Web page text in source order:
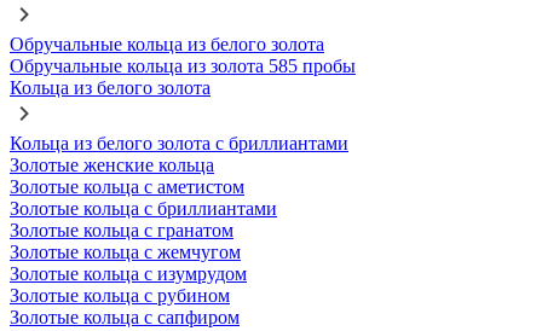
Обручальные кольца из белого золота
Обручальные кольца из золота 585 пробы
Кольца из белого золота
Кольца из белого золота с бриллиантами
Золотые женские кольца
Золотые кольца с аметистом
Золотые кольца с бриллиантами
Золотые кольца с гранатом
Золотые кольца с жемчугом
Золотые кольца с изумрудом
Золотые кольца с рубином
Золотые кольца с сапфиром